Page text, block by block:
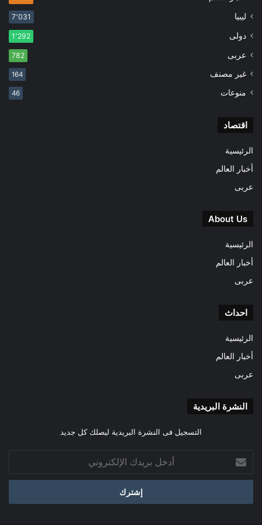
ليبيا 7٬031
دولى 1٬292
عربى 782
غير مصنف 164
منوعات 46
اقتصاد
الرئيسية
أخبار العالم
عربى
About Us
الرئيسية
أخبار العالم
عربى
احداث
الرئيسية
أخبار العالم
عربى
النشرة البريدية
التسجيل فى النشرة البريدية ليصلك كل جديد
بريدك
الإلكتروني